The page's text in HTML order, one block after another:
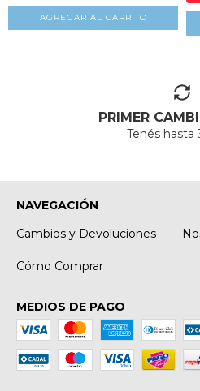
AGREGAR AL CARRITO
PRIMER
Tenés hasta
NAVEGACIÓN
Cambios y Devoluciones
Cómo Comprar
MEDIOS DE PAGO